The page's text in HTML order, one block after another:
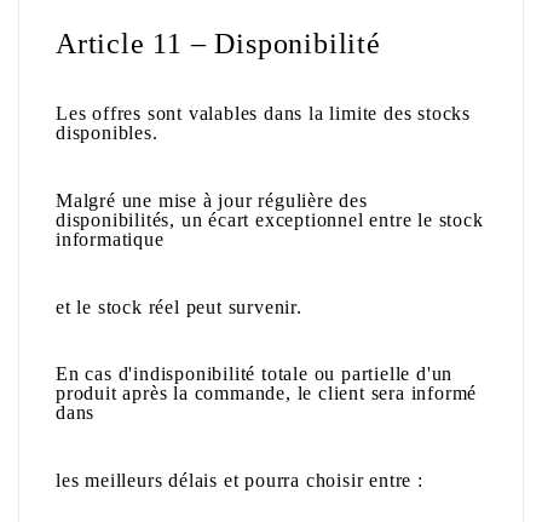
Article 11 – Disponibilité
Les offres sont valables dans la limite des stocks
disponibles.
Malgré une mise à jour régulière des
disponibilités, un écart exceptionnel entre le stock
informatique
et le stock réel peut survenir.
En cas d'indisponibilité totale ou partielle d'un
produit après la commande, le client sera informé
dans
les meilleurs délais et pourra choisir entre :